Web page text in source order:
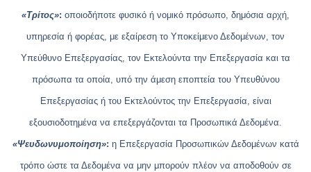
«Τρίτος»: οποιοδήποτε φυσικό ή νομικό πρόσωπο, δημόσια αρχή,
υπηρεσία ή φορέας, με εξαίρεση το Υποκείμενο Δεδομένων, τον
Υπεύθυνο Επεξεργασίας, τον Εκτελούντα την Επεξεργασία και τα
πρόσωπα τα οποία, υπό την άμεση εποπτεία του Υπευθύνου
Επεξεργασίας ή του Εκτελούντος την Επεξεργασία, είναι
εξουσιοδοτημένα να επεξεργάζονται τα Προσωπικά Δεδομένα.
«Ψευδωνυμοποίηση»: η Επεξεργασία Προσωπικών Δεδομένων κατά
τρόπο ώστε τα Δεδομένα να μην μπορούν πλέον να αποδοθούν σε